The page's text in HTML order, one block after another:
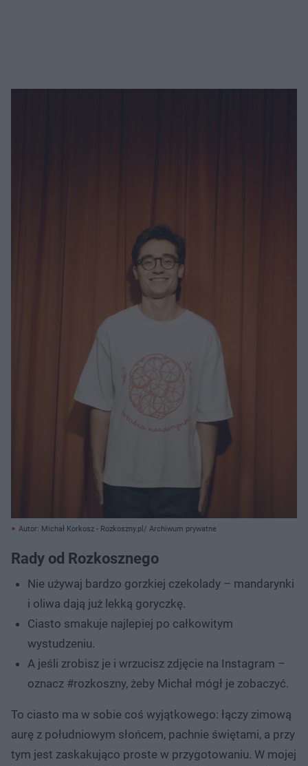
Autor: Michał Korkosz - Rozkoszny.pl/ Archiwum prywatne
Rady od Rozkosznego
Nie używaj bardzo gorzkiej czekolady – mandarynki
i oliwa dają już lekką goryczkę.
Ciasto smakuje najlepiej po całkowitym
wystudzeniu.
A jeśli zrobisz je i wrzucisz zdjęcie na Instagram –
oznacz #rozkoszny, żeby Michał mógł je zobaczyć.
To ciasto ma w sobie coś wyjątkowego: łączy zimową
aurę z południowym słońcem, pachnie świętami, a przy
tym jest zaskakująco proste w przygotowaniu. W mojej